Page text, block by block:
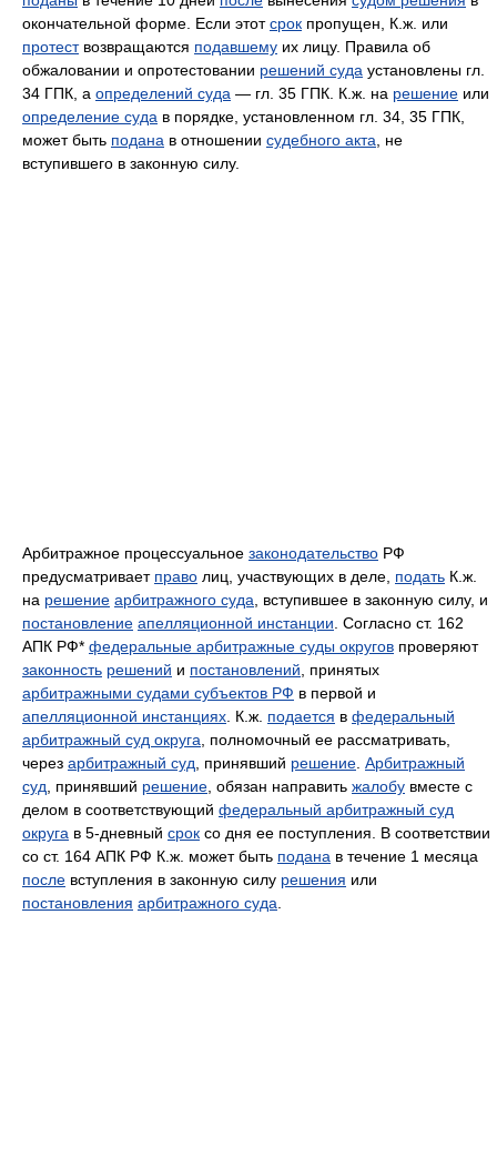
окончательной форме. Если этотсрок пропущен, К.ж. или
протествозвращаются подавшему их лицу. Правила об
обжаловании и опротестовании решений суда установлены гл.
34 ГПК, а определений суда — гл. 35 ГПК. К.ж. на решение или
определение суда в порядке, установленном гл. 34, 35 ГПК,
может быть подана в отношении судебного акта , не
вступившего в законную силу.
Арбитражное процессуальное законодательство РФ
предусматривает право лиц, участвующих в деле, подать К.ж.
на решение арбитражного суда , вступившее в законную силу, и
постановление апелляционной инстанции . Согласно ст. 162
АПК РФ* федеральные арбитражные суды округов проверяют
законность решений и постановлений , принятых
арбитражными судами субъектов РФ в первой и
апелляционной инстанциях . К.ж. подается в федеральный
арбитражный суд округа , полномочный ее рассматривать,
через арбитражный суд , принявший решение Арбитражный
суд , принявший решение , обязан направить жалобу вместе с
делом в соответствующий федеральный арбитражный суд
округа в 5-дневный срок со дня ее поступления. В соответствии
со ст. 164 АПК РФ К.ж. может быть подана в течение 1 месяца
после вступления в законную силу решения или
постановления арбитражного суда